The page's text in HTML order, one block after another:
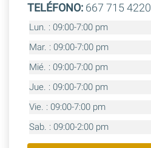
TELÉFONO:667 715 4220
Lun. : 09:00-7:00 pm
Mar. : 09:00-7:00 pm
Mié. : 09:00-7:00 pm
Jue. : 09:00-7:00 pm
Vie. : 09:00-7:00 pm
Sab. : 09:00-2:00 pm